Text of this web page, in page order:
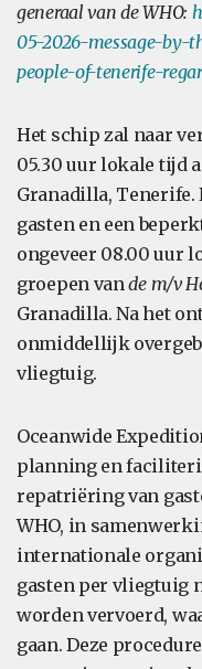
generaal van de WHO:
05-2026-message-by-
people-of-tenerife-
Het schip zal naar
05.30 uur lokale tijd
Granadilla,
gasten en een
ongeveer 08.00 uur
groepen vande m/v
Granadilla. Na het
onmiddellijk
vliegtuig.
Oceanwide
planning en
repatriëring van
WHO, in
internationale
gasten per vliegtuig
worden vervoerd,
gaan. Deze